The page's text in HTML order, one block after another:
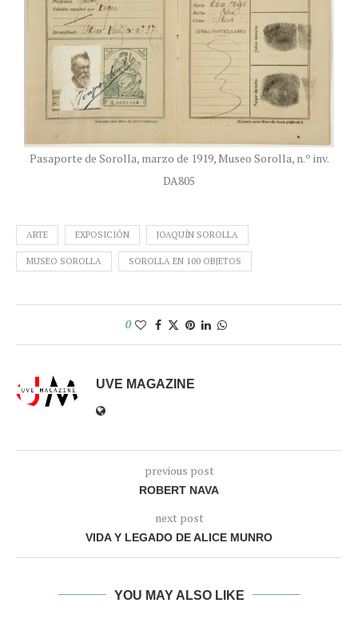
Pasaporte de Sorolla, marzo de 1919, Museo Sorolla, n.º inv.
DA805
ARTE EXPOSICIÓN JOAQUÍN SOROLLA
MUSEO SOROLLA SOROLLA EN 100 OBJETOS
0
UVE MAGAZINE
previous post
ROBERT NAVA
next post
VIDA Y LEGADO DE ALICE MUNRO
YOU MAY ALSO LIKE